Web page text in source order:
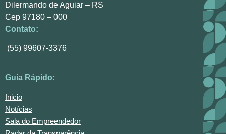
Dilermando de Aguiar – RS
Cep 97180 – 000
Contato:
(55) 99607-3376
Guia Rápido:
Inicio
Notícias
Sala do Empreendedor